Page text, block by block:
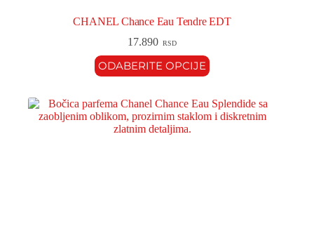
CHANEL Chance Eau Tendre EDT
17.890 RSD
ODABERITE OPCIJE